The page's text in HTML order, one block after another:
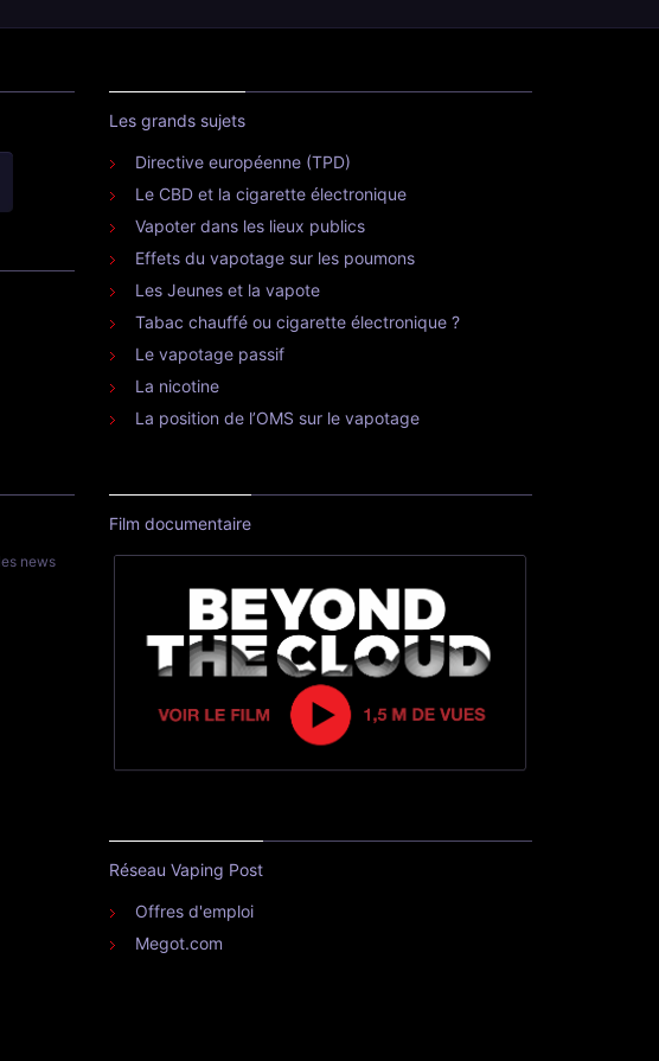
Les grands sujets
Directive européenne (TPD)
Le CBD et la cigarette électronique
Vapoter dans les lieux publics
Effets du vapotage sur les poumons
Les Jeunes et la vapote
Tabac chauffé ou cigarette électronique ?
Le vapotage passif
La nicotine
La position de l’OMS sur le vapotage
news
Film documentaire
Réseau Vaping Post
Offres d'emploi
Megot.com